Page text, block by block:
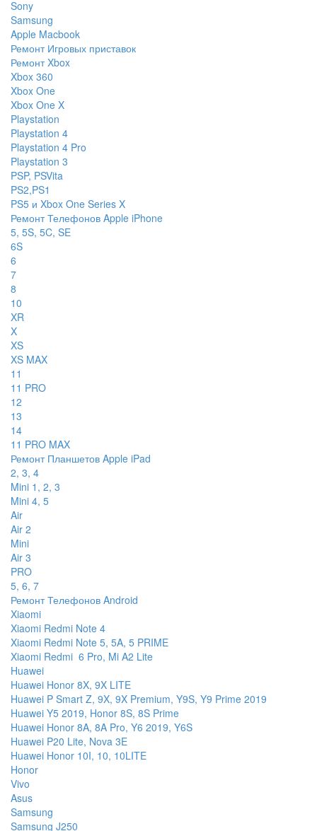
Sony
Samsung
Apple Macbook
Ремонт Игровых приставок
Ремонт Xbox
Xbox 360
Xbox One
Xbox One X
Playstation
Playstation 4
Playstation 4 Pro
Playstation 3
PSP, PSVita
PS2,PS1
PS5 и Xbox One Series X
Ремонт Телефонов Apple iPhone
5, 5S, 5C, SE
6S
6
7
8
10
XR
X
XS
XS MAX
11
11 PRO
12
13
14
11 PRO MAX
Ремонт Планшетов Apple iPad
2, 3, 4
Mini 1, 2, 3
Mini 4, 5
Air
Air 2
Mini
Air 3
PRO
5, 6, 7
Ремонт Телефонов Android
Xiaomi
Xiaomi Redmi Note 4
Xiaomi Redmi Note 5, 5A, 5 PRIME
Xiaomi Redmi 6 Pro, Mi A2 Lite
Huawei
Huawei Honor 8X, 9X LITE
Huawei P Smart Z, 9X, 9X Premium, Y9S, Y9 Prime 2019
Huawei Y5 2019, Honor 8S, 8S Prime
Huawei Honor 8A, 8A Pro, Y6 2019, Y6S
Huawei P20 Lite, Nova 3E
Huawei Honor 10I, 10, 10LITE
Honor
Vivo
Asus
Samsung
Samsung J250